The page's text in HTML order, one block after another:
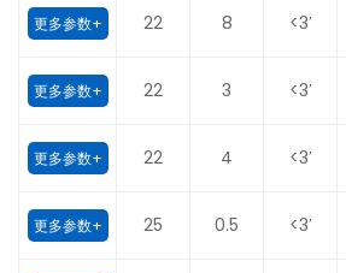
更多参数+ 22 8 <3′
更多参数+ 22 3 <3′
更多参数+ 22 4 <3′
更多参数+ 25 0.5 <3′